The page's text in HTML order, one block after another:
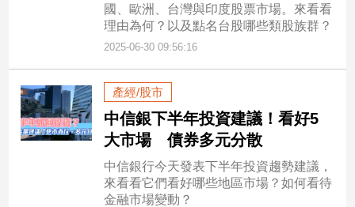
國、歐洲、台灣與印度股票市場。來看看
理由為何？以及點名台股哪些類股族群？
2025-06-30 09:56:16
產經/股市
中信銀下半年投資建議！看好5
大市場 債券多元分散
中信銀行今天發表下半年投資趨勢建議，
來看看它們看好哪些地區市場？如何看待
金融市場變動？